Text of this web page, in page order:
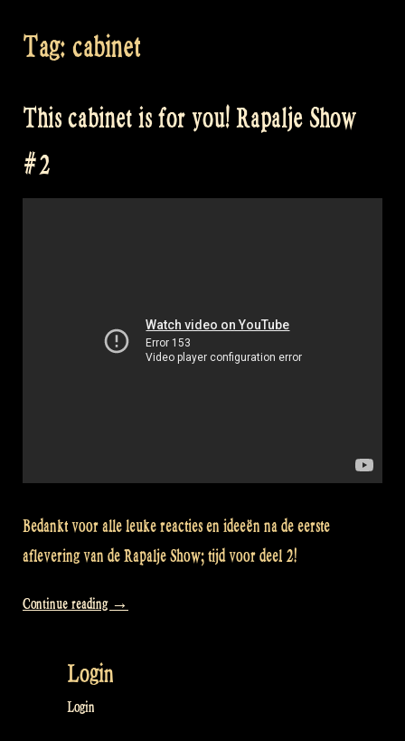
Tag: cabinet
This cabinet is for you! Rapalje Show
#2
Bedankt voor alle leuke reacties en ideeën na de eerste
aflevering van de Rapalje Show; tijd voor deel 2!
Continue reading “This
for
→
Login
Login